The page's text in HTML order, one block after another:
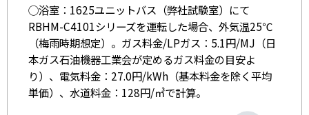
◯浴室：1625ユニットバス（弊社試験室）にて
RBHM-C4101シリーズを運転した場合、外気温25℃
（梅雨時期想定）。ガス料金/LPガス：5.1円/MJ（日
本ガス石油機器工業会が定めるガス料金の目安よ
り）、電気料金：27.0円/kWh（基本料金を除く平均
単価）、水道料金：128円/㎥で計算。